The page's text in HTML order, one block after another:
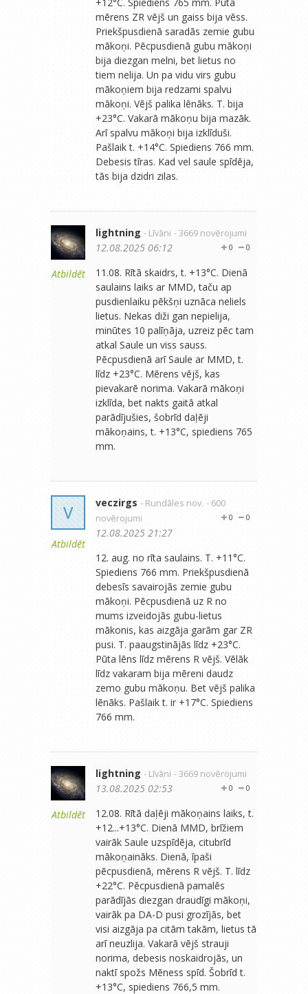
mērens ZR vējš un gaiss bija vēss.
Priekšpusdienā saradās zemie gubu
mākoņi. Pēcpusdienā gubu mākoņi
bija diezgan melni, bet lietus no
tiem nelija. Un pa vidu virs gubu
mākoņiem bija redzami spalvu
mākoņi. Vējš palika lēnāks. T. bija
+23°C. Vakarā mākoņu bija mazāk.
Arī spalvu mākoņi bija izklīduši.
Pašlaik t. +14°C. Spiediens 766 mm.
Debesis tīras. Kad vel saule spīdēja,
tās bija dzidri zilas.
Atbildēt
lightning - Līvāni - 3669 novērojumi
0
0
12.08.2025 06:12
11.08. Rītā skaidrs, t. +13°C. Dienā
saulains laiks ar MMD, taču ap
pusdienlaiku pēkšņi uznāca neliels
lietus. Nekas diži gan nepielija,
minūtes 10 palīņāja, uzreiz pēc tam
atkal Saule un viss sauss.
Pēcpusdienā arī Saule ar MMD, t.
līdz +23°C. Mērens vējš, kas
pievakarē norima. Vakarā mākoņi
izklīda, bet nakts gaitā atkal
parādījušies, šobrīd daļēji
mākoņains, t. +13°C, spiediens 765
mm.
V
Atbildēt
veczirgs - Rundāles nov. - 600
novērojumi
0
0
12.08.2025 21:27
12. aug. no rīta saulains. T. +11°C.
Spiediens 766 mm. Priekšpusdienā
debesīs savairojās zemie gubu
mākoņi. Pēcpusdienā uz R no
mums izveidojās gubu-lietus
mākonis, kas aizgāja garām gar ZR
pusi. T. paaugstinājās līdz +23°C.
Pūta lēns līdz mērens R vējš. Vēlāk
līdz vakaram bija mēreni daudz
zemo gubu mākoņu. Bet vējš palika
lēnāks. Pašlaik t. ir +17°C. Spiediens
766 mm.
Atbildēt
lightning - Līvāni - 3669 novērojumi
0
0
13.08.2025 02:53
12.08. Rītā daļēji mākoņains laiks, t.
+12...+13°C. Dienā MMD, brīžiem
vairāk Saule uzspīdēja, citubrīd
mākoņaināks. Dienā, īpaši
pēcpusdienā, mērens R vējš. T. līdz
+22°C. Pēcpusdienā pamalēs
parādījās diezgan draudīgi mākoņi,
vairāk pa DA-D pusi grozījās, bet
visi aizgāja pa citām takām, lietus tā
arī neuzlija. Vakarā vējš strauji
norima, debesis noskaidrojās, un
naktī spožs Mēness spīd. Šobrīd t.
+13°C, spiediens 766,5 mm.